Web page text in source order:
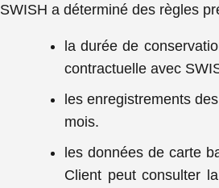
SWISH a déterminé des règles
la durée de
contractuelle avec
les enregistrements
mois.
les données de carte
Client peut consulter